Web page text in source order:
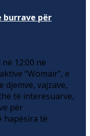
burrave për
12:00 në
“Womair”, e
djemve, vajzave,
të interesuarve,
për
hapësira të